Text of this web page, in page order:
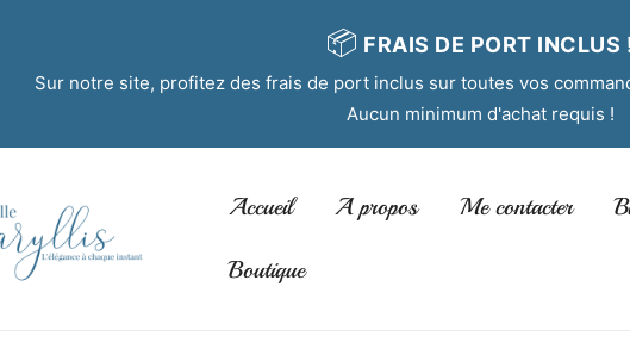
📦 FRAIS DE PORT INCLUS
Sur notre site, profitez des frais de port inclus sur toutes vos
Aucun minimum d'achat requis !
Accueil A propos Me contacter
Boutique